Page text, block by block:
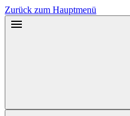
Zurück zum Hauptmenü